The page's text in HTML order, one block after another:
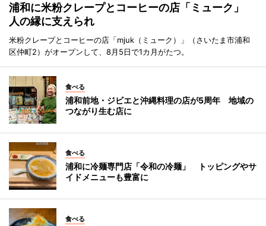
浦和に米粉クレープとコーヒーの店「ミューク」
人の縁に支えられ
米粉クレープとコーヒーの店「mjuk（ミューク）」（さいたま市浦和
区仲町2）がオープンして、8月5日で1カ月がたつ。
食べる
浦和前地・ジビエと沖縄料理の店が5周年 地域の
つながり生む店に
食べる
浦和に冷麺専門店「令和の冷麺」 トッピングやサ
イドメニューも豊富に
食べる